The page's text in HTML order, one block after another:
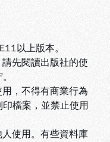
以上版本。
先閱讀出版社的使
，不得有商業行為
檔案，並禁止使用
使用。有些資料庫